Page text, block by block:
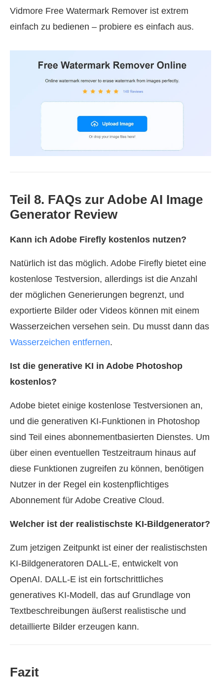
Vidmore Free Watermark Remover ist extrem
einfach zu bedienen – probiere es einfach aus.
Teil 8. FAQs zur Adobe AI Image
Generator Review
Kann ich Adobe Firefly kostenlos nutzen?
Natürlich ist das möglich. Adobe Firefly bietet eine
kostenlose Testversion, allerdings ist die Anzahl
der möglichen Generierungen begrenzt, und
exportierte Bilder oder Videos können mit einem
Wasserzeichen versehen sein. Du musst dann das
Wasserzeichen entfernen.
Ist die generative KI in Adobe Photoshop
kostenlos?
Adobe bietet einige kostenlose Testversionen an,
und die generativen KI-Funktionen in Photoshop
sind Teil eines abonnementbasierten Dienstes. Um
über einen eventuellen Testzeitraum hinaus auf
diese Funktionen zugreifen zu können, benötigen
Nutzer in der Regel ein kostenpflichtiges
Abonnement für Adobe Creative Cloud.
Welcher ist der realistischste KI-Bildgenerator?
Zum jetzigen Zeitpunkt ist einer der realistischsten
KI-Bildgeneratoren DALL‑E, entwickelt von
OpenAI. DALL‑E ist ein fortschrittliches
generatives KI-Modell, das auf Grundlage von
Textbeschreibungen äußerst realistische und
detaillierte Bilder erzeugen kann.
Fazit